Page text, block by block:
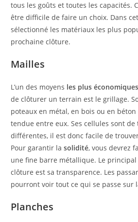
tous les goûts et toutes les capacités.
être difficile de faire un choix. Dans
sélectionné les matériaux les plus
prochaine clôture.
Mailles
L’un des moyens les plus économiques
de clôturer un terrain est le grillage.
poteaux en métal, en bois ou en
tendue entre eux. Ses cellules sont
différentes, il est donc facile de
Pour garantir lasolidité, vous devrez
une fine barre métallique. Le principal
clôture est sa transparence. Les
pourront voir tout ce qui se passe sur
Planches